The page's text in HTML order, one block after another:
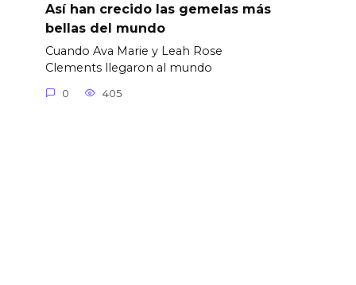
Así han crecido las gemelas más
bellas del mundo
Cuando Ava Marie y Leah Rose
Clements llegaron al mundo
0 405